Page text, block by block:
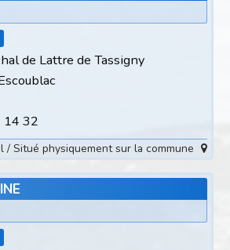
de Lattre de Tassigny
14 32
/ Situé physiquement sur la commune